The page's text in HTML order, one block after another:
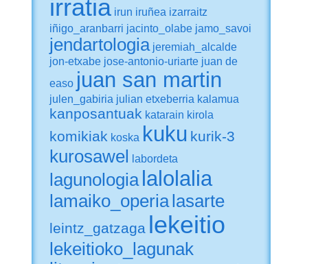
irratia irun iruñea izarraitz
iñigo_aranbarri jacinto_olabe jamo_savoi
jendartologia jeremiah_alcalde
jon-etxabe jose-antonio-uriarte juan de
easo juan san martin
julen_gabiria julian etxeberria kalamua
kanposantuak katarain kirola
komikiak koska kuku kurik-3
kurosawel labordeta
lagunologia lalolalia
lamaiko_operia lasarte
leintz_gatzaga lekeitio
lekeitioko_lagunak